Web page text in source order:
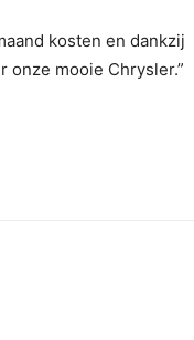
kosten en dankzij
mooie Chrysler.”